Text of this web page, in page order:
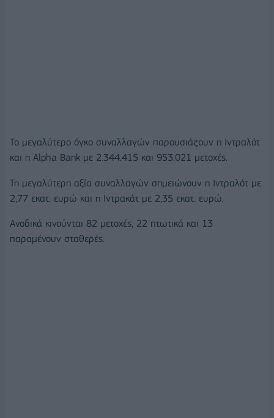
Το μεγαλύτερο όγκο συναλλαγών παρουσιάζουν η Ιντραλότ
και η Alpha Bank με 2.344.415 και 953.021 μετοχές.
Τη μεγαλύτερη αξία συναλλαγών σημειώνουν η Ιντραλότ με
2,77 εκατ. ευρώ και η Ιντρακάτ με 2,35 εκατ. ευρώ.
Ανοδικά κινούνται 82 μετοχές, 22 πτωτικά και 13
παραμένουν σταθερές.